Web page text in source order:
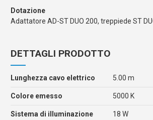
Dotazione
Adattatore AD-ST DUO 200, treppiede ST
DETTAGLI PRODOTTO
Lunghezza cavo elettrico 5.00 m
Colore emesso 5000 K
Sistema di illuminazione 18 W